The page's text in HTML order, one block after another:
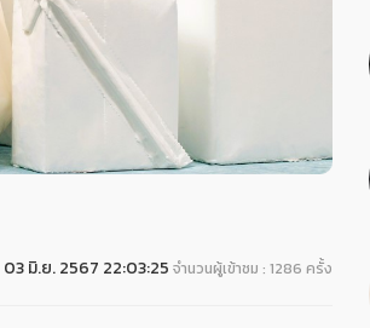
03 มิ.ย. 2567 22:03:25 จำนวนผู้เข้าชม : 1286 ครั้ง